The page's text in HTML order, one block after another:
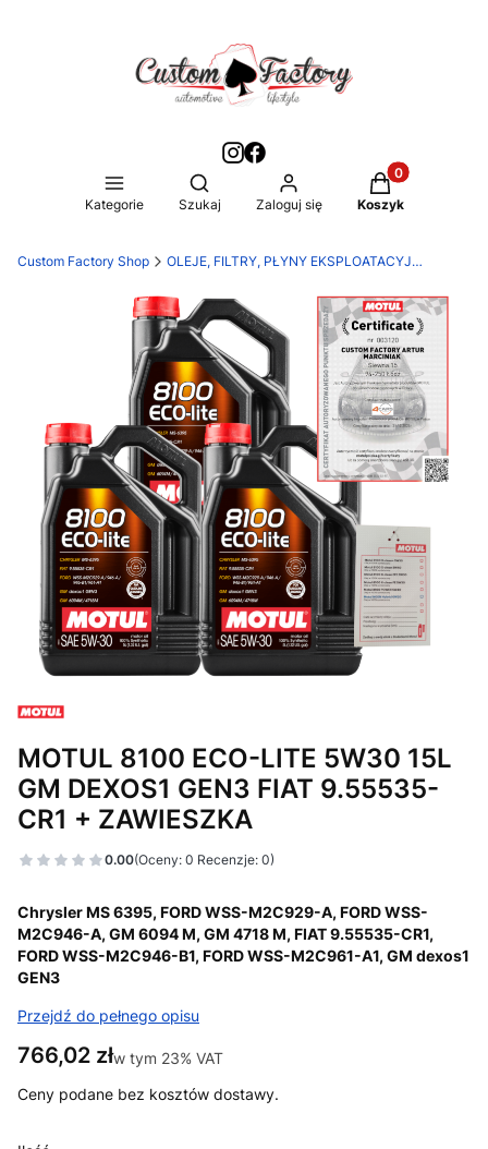
Kategorie
Otwórz wyszukiwarkę
Szukaj Zaloguj się
Produkty w
Koszyk
Custom Factory Shop OLEJE, FILTRY, PŁYNY EKSPLOATACYJNE
MOTUL 8100 ECO-LITE 5W30 15L
GM DEXOS1 GEN3 FIAT 9.55535-
CR1 + ZAWIESZKA
0.00(Oceny: 0 Recenzje: 0)
Chrysler MS 6395, FORD WSS-M2C929-A, FORD WSS-
M2C946-A, GM 6094 M, GM 4718 M, FIAT 9.55535-CR1,
FORD WSS-M2C946-B1, FORD WSS-M2C961-A1, GM dexos1
GEN3
Przejdź do pełnego opisu
Cena
766,02 złw tym 23% VAT
w tym 23% VAT
Ceny podane bez kosztów dostawy.